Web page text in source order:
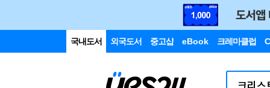
국내도서 외국도서 중고샵 eBook 크레마클럽